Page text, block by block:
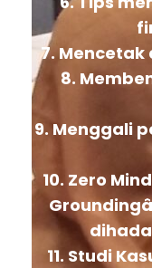
7.
8.
9. Menggali
10. Zero
11. Studi